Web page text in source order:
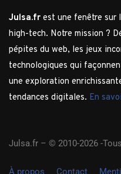
Julsa.fr est une fenêtre sur
high-tech. Notre mission ?
pépites du web, les jeux
technologiques qui
une exploration
tendances digitales. En
Julsa.fr – © 2010-2026 -
À propos Contact